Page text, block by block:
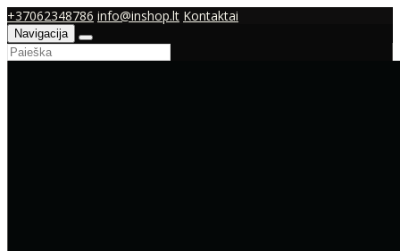
+37062348786 info@inshop.lt Kontaktai
Navigacija